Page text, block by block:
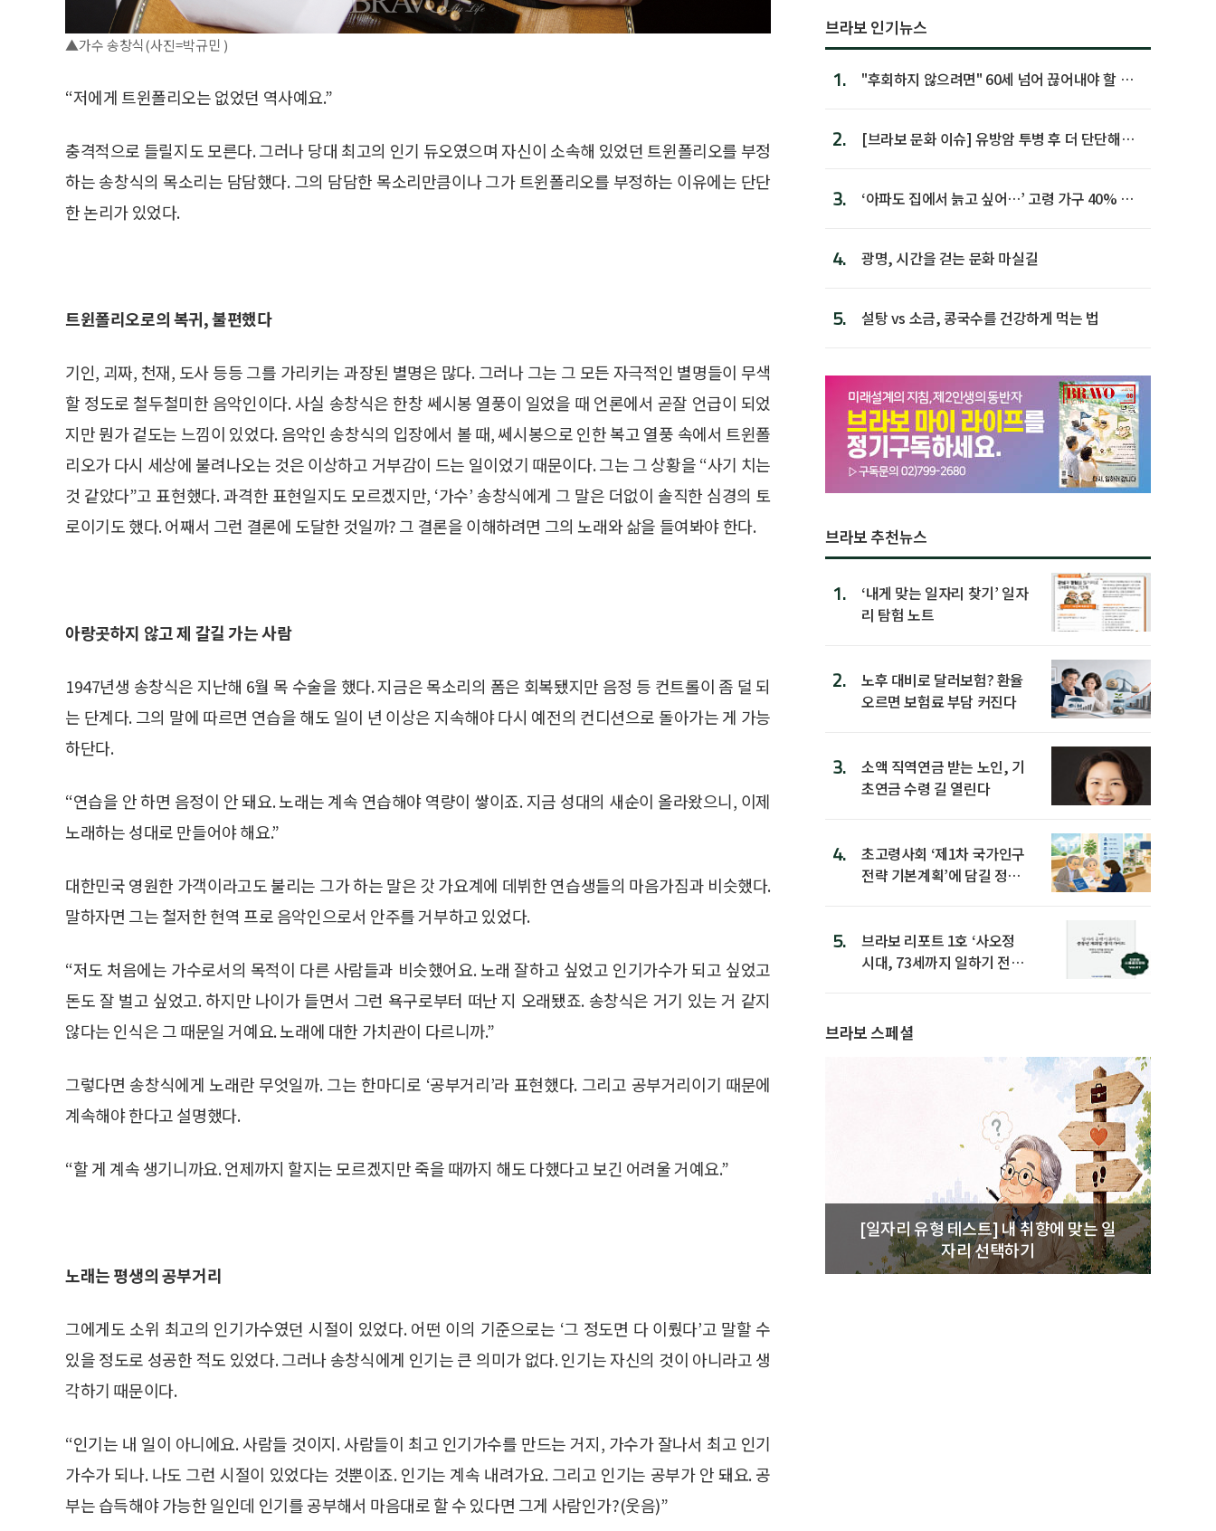
▲가수 송창식(사진=박규민 )
“저에게 트윈폴리오는 없었던 역사예요.”
충격적으로 들릴지도 모른다. 그러나 당대 최고의 인기 듀오였으며 자신이 소속해 있었던 트윈폴리오를 부정
하는 송창식의 목소리는 담담했다. 그의 담담한 목소리만큼이나 그가 트윈폴리오를 부정하는 이유에는 단단
한 논리가 있었다.
트윈폴리오로의 복귀, 불편했다
기인, 괴짜, 천재, 도사 등등 그를 가리키는 과장된 별명은 많다. 그러나 그는 그 모든 자극적인 별명들이 무색
할 정도로 철두철미한 음악인이다. 사실 송창식은 한창 쎄시봉 열풍이 일었을 때 언론에서 곧잘 언급이 되었
지만 뭔가 겉도는 느낌이 있었다. 음악인 송창식의 입장에서 볼 때, 쎄시봉으로 인한 복고 열풍 속에서 트윈폴
리오가 다시 세상에 불려나오는 것은 이상하고 거부감이 드는 일이었기 때문이다. 그는 그 상황을 “사기 치는
것 같았다”고 표현했다. 과격한 표현일지도 모르겠지만, ‘가수’ 송창식에게 그 말은 더없이 솔직한 심경의 토
로이기도 했다. 어째서 그런 결론에 도달한 것일까? 그 결론을 이해하려면 그의 노래와 삶을 들여봐야 한다.
아랑곳하지 않고 제 갈길 가는 사람
1947년생 송창식은 지난해 6월 목 수술을 했다. 지금은 목소리의 폼은 회복됐지만 음정 등 컨트롤이 좀 덜 되
는 단계다. 그의 말에 따르면 연습을 해도 일이 년 이상은 지속해야 다시 예전의 컨디션으로 돌아가는 게 가능
하단다.
“연습을 안 하면 음정이 안 돼요. 노래는 계속 연습해야 역량이 쌓이죠. 지금 성대의 새순이 올라왔으니, 이제
노래하는 성대로 만들어야 해요.”
대한민국 영원한 가객이라고도 불리는 그가 하는 말은 갓 가요계에 데뷔한 연습생들의 마음가짐과 비슷했다.
말하자면 그는 철저한 현역 프로 음악인으로서 안주를 거부하고 있었다.
“저도 처음에는 가수로서의 목적이 다른 사람들과 비슷했어요. 노래 잘하고 싶었고 인기가수가 되고 싶었고
돈도 잘 벌고 싶었고. 하지만 나이가 들면서 그런 욕구로부터 떠난 지 오래됐죠. 송창식은 거기 있는 거 같지
않다는 인식은 그 때문일 거예요. 노래에 대한 가치관이 다르니까.”
그렇다면 송창식에게 노래란 무엇일까. 그는 한마디로 ‘공부거리’라 표현했다. 그리고 공부거리이기 때문에
계속해야 한다고 설명했다.
“할 게 계속 생기니까요. 언제까지 할지는 모르겠지만 죽을 때까지 해도 다했다고 보긴 어려울 거예요.”
노래는 평생의 공부거리
그에게도 소위 최고의 인기가수였던 시절이 있었다. 어떤 이의 기준으로는 ‘그 정도면 다 이뤘다’고 말할 수
있을 정도로 성공한 적도 있었다. 그러나 송창식에게 인기는 큰 의미가 없다. 인기는 자신의 것이 아니라고 생
각하기 때문이다.
“인기는 내 일이 아니에요. 사람들 것이지. 사람들이 최고 인기가수를 만드는 거지, 가수가 잘나서 최고 인기
가수가 되나. 나도 그런 시절이 있었다는 것뿐이죠. 인기는 계속 내려가요. 그리고 인기는 공부가 안 돼요. 공
부는 습득해야 가능한 일인데 인기를 공부해서 마음대로 할 수 있다면 그게 사람인가?(웃음)”
브라보 인기뉴스
1.
"후회하지 않으려면" 60세 넘어 끊어내야 할 사
2.
[브라보 문화 이슈] 유방암 투병 후 더 단단해진
3.
‘아파도 집에서 늙고 싶어…’ 고령 가구 40% 노
4. 광명, 시간을 걷는 문화 마실길
5. 설탕 vs 소금, 콩국수를 건강하게 먹는 법
브라보 추천뉴스
1.
‘내게 맞는 일자리 찾기’ 일자
리 탐험 노트
2.
노후 대비로 달러보험? 환율
오르면 보험료 부담 커진다
3.
소액 직역연금 받는 노인, 기
초연금 수령 길 열린다
4.
초고령사회 ‘제1차 국가인구
전략 기본계획’에 담길 정책
5.
브라보 리포트 1호 ‘사오정
시대, 73세까지 일하기 전략’
브라보 스페셜
[일자리 유형 테스트] 내 취향에 맞는 일
자리 선택하기